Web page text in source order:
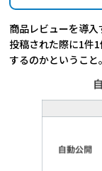
商品レビューを導
投稿された際に1件
するのかということ。